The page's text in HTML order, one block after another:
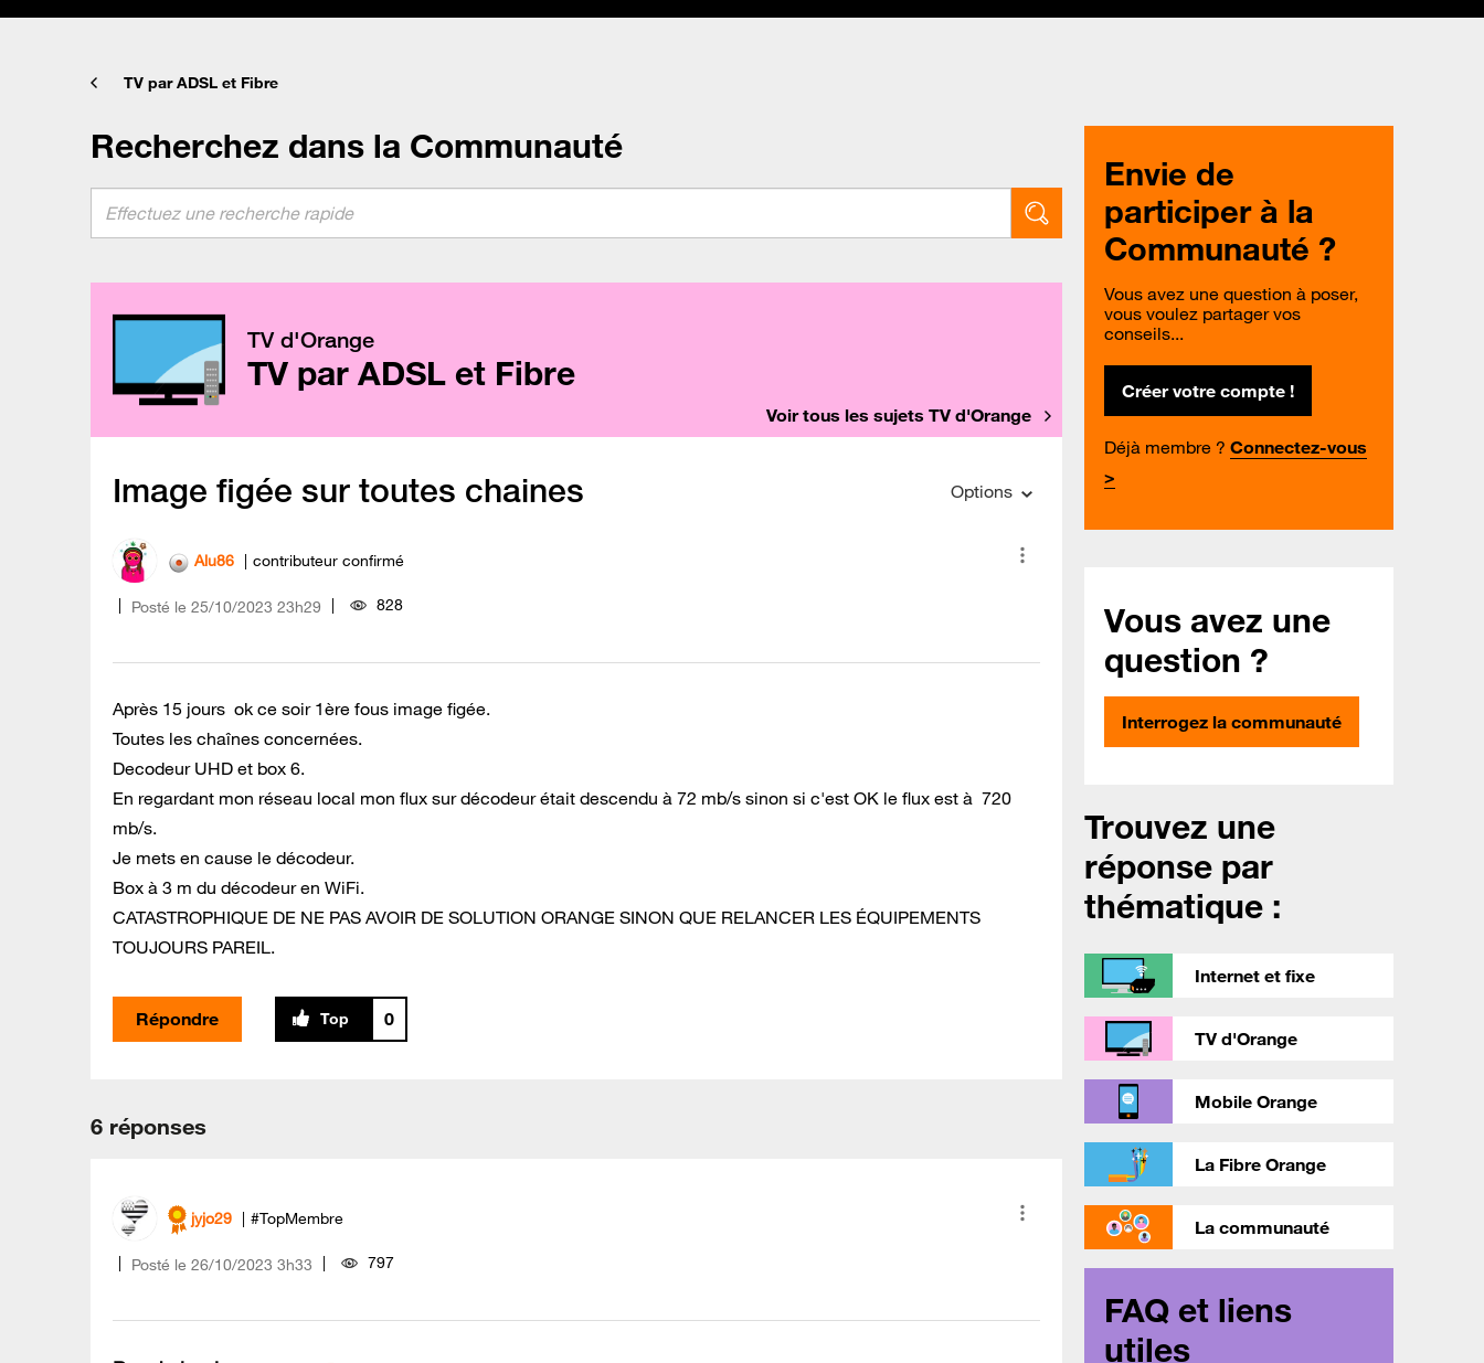
TV par ADSL et Fibre
Recherchez dans la Communauté
TV d'Orange
TV par ADSL et Fibre
Voir tous les sujets TV d'Orange
Image figée sur toutes chaines Options
Alu86 contributeur confirmé
Posté le ‎25/10/2023 23h29 828
Après 15 jours ok ce soir 1ère fous image figée.
Toutes les chaînes concernées.
Decodeur UHD et box 6.
En regardant mon réseau local mon flux sur décodeur était descendu à 72 mb/s sinon si c'est OK le flux est à 720
mb/s.
Je mets en cause le décodeur.
Box à 3 m du décodeur en WiFi.
CATASTROPHIQUE DE NE PAS AVOIR DE SOLUTION ORANGE SINON QUE RELANCER LES ÉQUIPEMENTS
TOUJOURS PAREIL.
Répondre 0
6 réponses
jyjo29 #TopMembre
Posté le ‎26/10/2023 3h33 797
Envie de
participer à la
Communauté ?
Vous avez une question à poser,
vous voulez partager vos
conseils...
Créer votre compte !
Déjà membre ? Connectez-vous
>
Vous avez une
question ?
Interrogez la communauté
Trouvez une
réponse par
thématique :
Internet et fixe
TV d'Orange
Mobile Orange
La Fibre Orange
La communauté
FAQ et liens
utiles